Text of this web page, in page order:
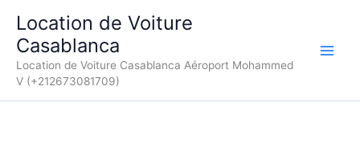
contenu
Location de Voiture
Casablanca
Location de Voiture Casablanca Aéroport Mohammed
V (+212673081709)